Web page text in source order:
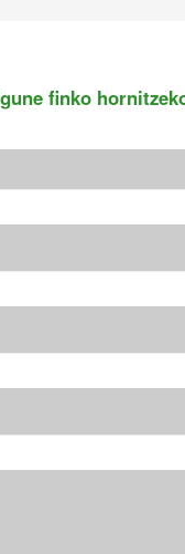
finko